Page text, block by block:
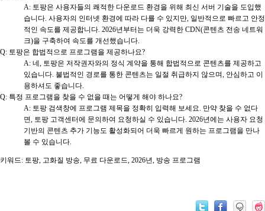
A: 토팡은 사용자들의 쾌적한 다운로드 환경을 위해 최신 서버 기술을 도입했
습니다. 사용자의 인터넷 환경에 따라 다를 수 있지만, 일반적으로 빠르고 안정
적인 속도를 제공합니다. 2026년부터는 더욱 강력한 CDN(콘텐츠 전송 네트워
크)을 구축하여 속도를 개선했습니다.
Q: 토팡은 합법적으로 프로그램을 제공하나요?
A: 네, 토팡은 저작권자와의 정식 계약을 통해 합법적으로 콘텐츠를 제공하고
있습니다. 불법적인 경로를 통한 콘텐츠는 일절 취급하지 않으며, 안심하고 이
용하셔도 좋습니다.
Q: 특정 프로그램을 찾을 수 없을 때는 어떻게 해야 하나요?
A: 토팡 검색창에 프로그램 제목을 정확히 입력해 보세요. 만약 찾을 수 없다
면, 토팡 고객센터에 문의하여 요청하실 수 있습니다. 2026년에는 사용자 요청
기반의 콘텐츠 추가 기능도 활성화되어 더욱 빠르게 원하는 프로그램을 만나
볼 수 있습니다.
키워드: 토팡, 고화질 방송, 무료 다운로드, 2026년, 방송 프로그램